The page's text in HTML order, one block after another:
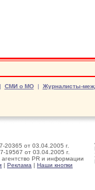
СМИ о МО| Журналисты-
20365 от 03.04.2005 г.
19567 от 03.04.2005 г.
PR и информации
| Реклама | Наши кнопки